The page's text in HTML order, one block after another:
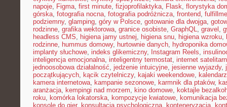
napoje, Figma, first minute, fizjoprofilaktyka, Flask, florystyka
górska, fotografia nocna, fotografia podróżnicza, frontend,
podziemny, glamping, góry w Polsce, gotowanie dla dwojga,
rodzinne, grafika wektorowa, granice osobiste, GraphQL, gravel ,
headless CMS, higiena jamy ustnej, higiena snu, higiena wzroku,
rodzinne, hummus domowy, hurtownie danych, hydroponika
implanty słuchowe, indeks glikemiczny, Instagram Reels,
inteligencja emocjonalna, inteligentny termostat, internet
jednoosobowa działalność, jedzenie intuicyjne, jesienne wyjazdy,
początkujących, kącik czytelniczy, kajaki weekendowe,
kamera internetowa, kampanie sezonowe, karmnik dla ptaków,
aranżacja, kempingi nad morzem, kino domowe, koktajle
roku, komórka lokatorska, kompozycje kwiatowe, komunikacja
konsole do gier, konsultacja psychologiczna, konteneryzacja,